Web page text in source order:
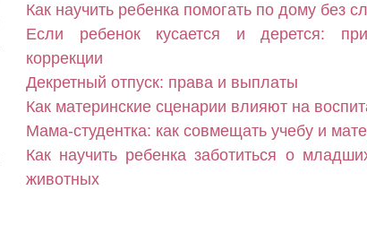
Как научить ребенка помогать по дому без
Если ребенок кусается и дерется:
коррекции
Декретный отпуск: права и выплаты
Как материнские сценарии влияют на
Мама-студентка: как совмещать учебу и
Как научить ребенка заботиться о
животных